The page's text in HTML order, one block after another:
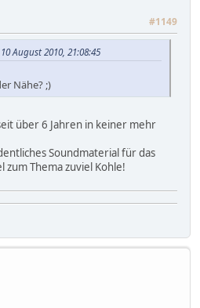
#1149
August 2010, 21:08:45
Nähe? ;)
über 6 Jahren in keiner mehr
Soundmaterial für das
Thema zuviel Kohle!